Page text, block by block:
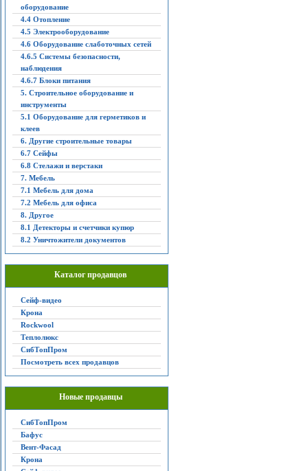
оборудование
4.4 Отопление
4.5 Электрооборудование
4.6 Оборудование слаботочных сетей
4.6.5 Системы безопасности,
наблюдения
4.6.7 Блоки питания
5. Строительное оборудование и
инструменты
5.1 Оборудование для герметиков и
клеев
6. Другие строительные товары
6.7 Сейфы
6.8 Стелажи и верстаки
7. Мебель
7.1 Мебель для дома
7.2 Мебель для офиса
8. Другое
8.1 Детекторы и счетчики купюр
8.2 Уничтожители документов
Каталог продавцов
Сейф-видео
Крона
Rockwool
Теплолюкс
СибТопПром
Посмотреть всех продавцов
Новые продавцы
СибТопПром
Бафус
Вент-Фасад
Крона